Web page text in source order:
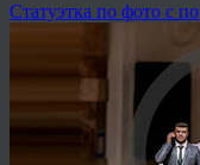
Статуэтка по фото с